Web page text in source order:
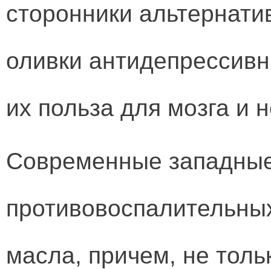
сторонники
оливки
их польза для мозга и
Современные
масла, причем, не